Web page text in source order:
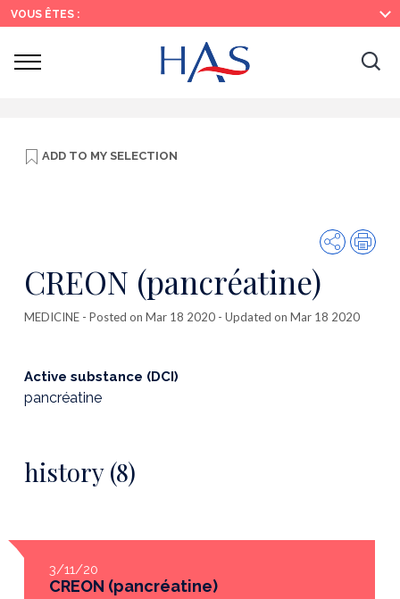
Search
Main
Menu
Main
Content
VOUS ÊTES :
Ouvrir
ADD TO MY SELECTION
Share
CREON (pancréatine)
MEDICINE - Posted on Mar 18 2020 - Updated on Mar 18 2020
Active substance (DCI)
pancréatine
history (8)
3/11/20
CREON (pancréatine)